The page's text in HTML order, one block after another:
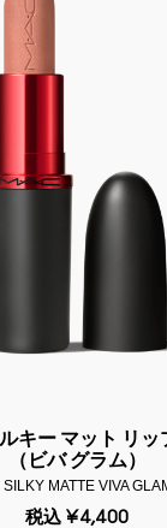
キー マット リッ
（ビバ グラム）
SILKY MATTE VIVA
税込 ¥4,400